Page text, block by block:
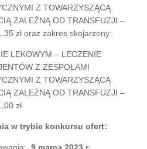
Z TOWARZYSZĄCĄ
ZALEŻNĄ OD TRANSFUZJI –
zł oraz zakres skojarzony:
LEKOWYM – LECZENIE
Z ZESPOŁAMI
Z TOWARZYSZĄCĄ
ZALEŻNĄ OD TRANSFUZJI –
zł
w trybie konkursu ofert:
9 marca 2023 r.